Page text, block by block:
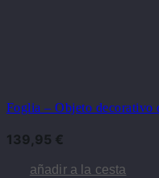
Foglia – Objeto decorativo
139,95 €
añadir a la cesta